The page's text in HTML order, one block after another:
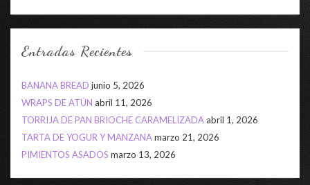
Entradas Recientes
BANANA BREAD junio 5, 2026
WRAPS DE ATÚN abril 11, 2026
TORRIJA DE PAN BRIOCHE CARAMELIZADAabril 1, 2026
TARTA DE YOGUR Y MANZANAmarzo 21, 2026
PIMIENTOS ASADOS marzo 13, 2026